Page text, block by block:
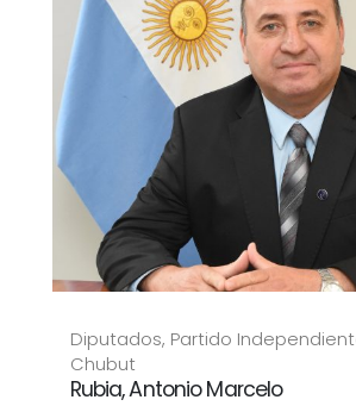
Diputados, Partido
Chubut
Rubia, Antonio Marcelo